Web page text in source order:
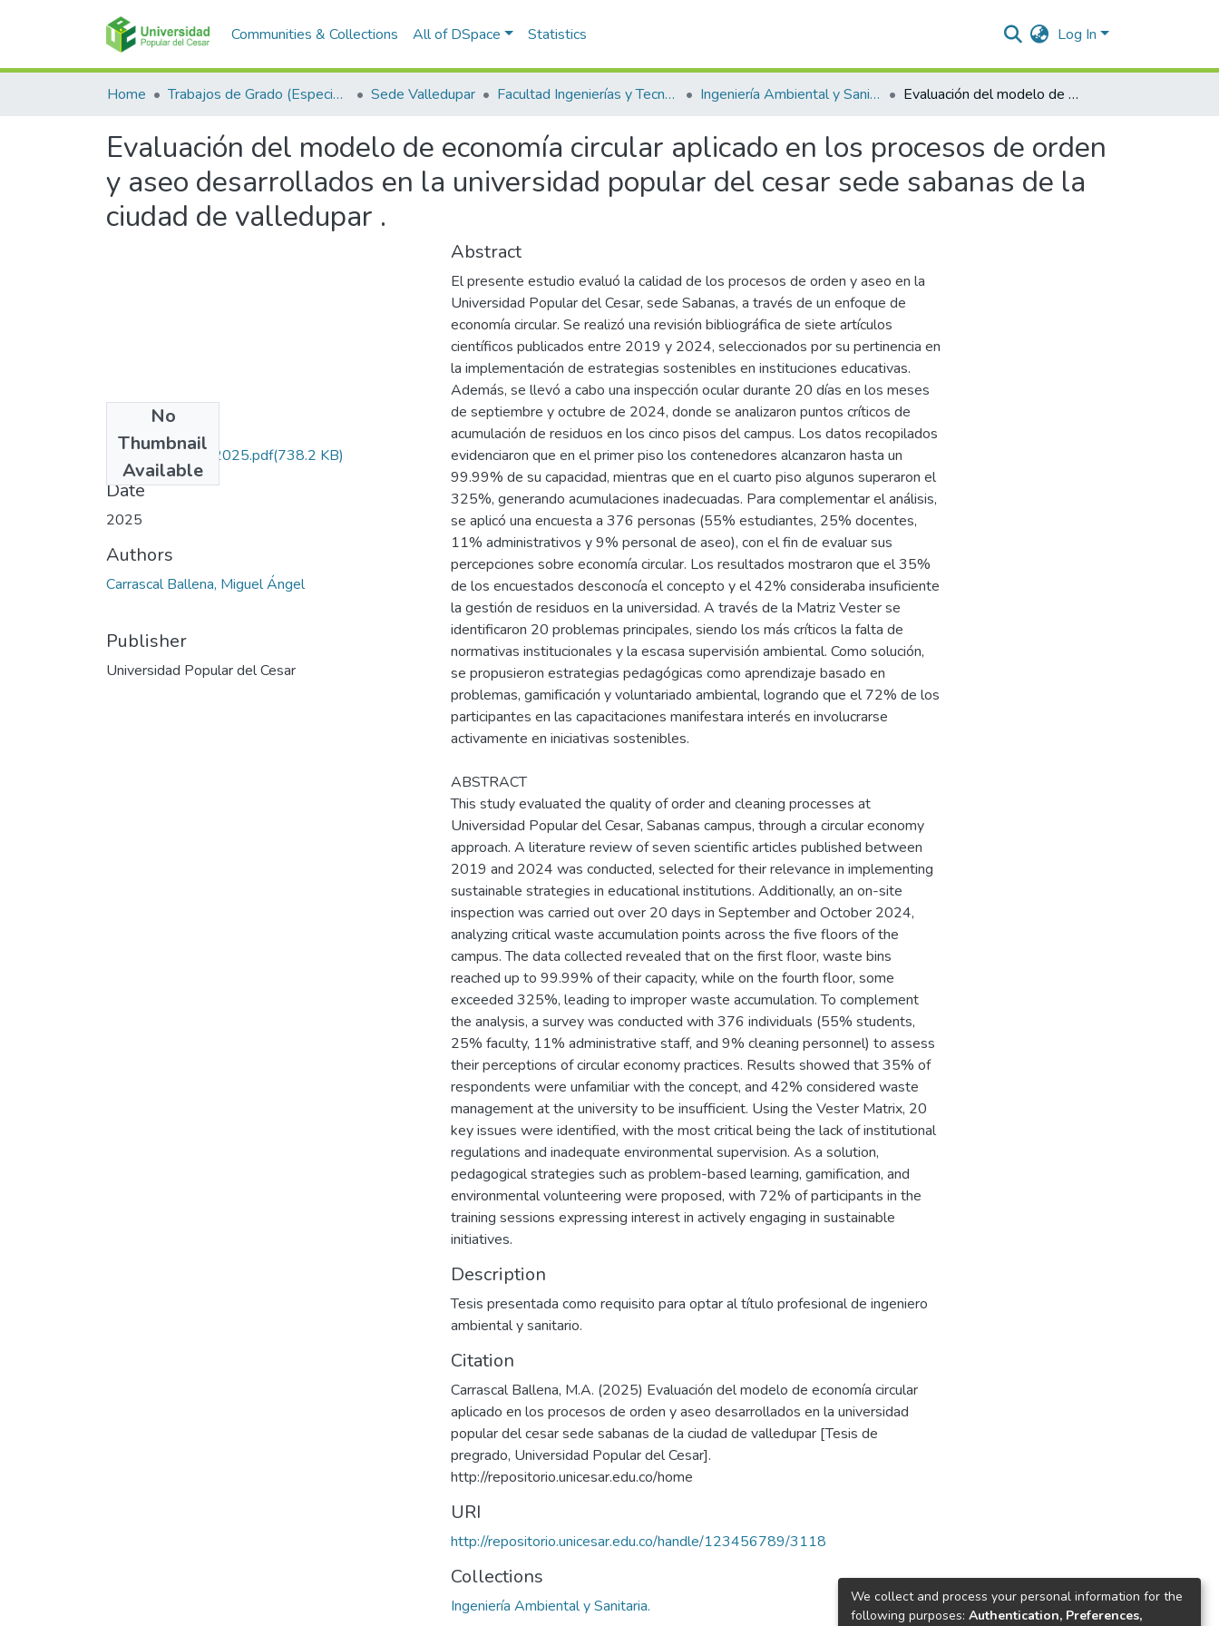
Communities & Collections All of DSpace Statistics Log In
Home Trabajos de Grado (Especializaciones y Pregrados) Sede Valledupar Facultad Ingenierías y Tecnologías Ingeniería Ambiental y Sanitaria. Evaluación del modelo de economía circular aplicado en los procesos de orden y aseo desarrollados en la universidad popular del cesar sede sabanas de la ciudad de valledupar .
Evaluación del modelo de economía circular aplicado en los procesos de orden
y aseo desarrollados en la universidad popular del cesar sede sabanas de la
ciudad de valledupar .
No
Thumbnail
Available
CarrascalBallena.2025.pdf(738.2 KB)
Date
2025
Authors
Carrascal Ballena, Miguel Ángel
Publisher
Universidad Popular del Cesar
Abstract
El presente estudio evaluó la calidad de los procesos de orden y aseo en la
Universidad Popular del Cesar, sede Sabanas, a través de un enfoque de
economía circular. Se realizó una revisión bibliográfica de siete artículos
científicos publicados entre 2019 y 2024, seleccionados por su pertinencia en
la implementación de estrategias sostenibles en instituciones educativas.
Además, se llevó a cabo una inspección ocular durante 20 días en los meses
de septiembre y octubre de 2024, donde se analizaron puntos críticos de
acumulación de residuos en los cinco pisos del campus. Los datos recopilados
evidenciaron que en el primer piso los contenedores alcanzaron hasta un
99.99% de su capacidad, mientras que en el cuarto piso algunos superaron el
325%, generando acumulaciones inadecuadas. Para complementar el análisis,
se aplicó una encuesta a 376 personas (55% estudiantes, 25% docentes,
11% administrativos y 9% personal de aseo), con el fin de evaluar sus
percepciones sobre economía circular. Los resultados mostraron que el 35%
de los encuestados desconocía el concepto y el 42% consideraba insuficiente
la gestión de residuos en la universidad. A través de la Matriz Vester se
identificaron 20 problemas principales, siendo los más críticos la falta de
normativas institucionales y la escasa supervisión ambiental. Como solución,
se propusieron estrategias pedagógicas como aprendizaje basado en
problemas, gamificación y voluntariado ambiental, logrando que el 72% de los
participantes en las capacitaciones manifestara interés en involucrarse
activamente en iniciativas sostenibles.
ABSTRACT
This study evaluated the quality of order and cleaning processes at
Universidad Popular del Cesar, Sabanas campus, through a circular economy
approach. A literature review of seven scientific articles published between
2019 and 2024 was conducted, selected for their relevance in implementing
sustainable strategies in educational institutions. Additionally, an on-site
inspection was carried out over 20 days in September and October 2024,
analyzing critical waste accumulation points across the five floors of the
campus. The data collected revealed that on the first floor, waste bins
reached up to 99.99% of their capacity, while on the fourth floor, some
exceeded 325%, leading to improper waste accumulation. To complement
the analysis, a survey was conducted with 376 individuals (55% students,
25% faculty, 11% administrative staff, and 9% cleaning personnel) to assess
their perceptions of circular economy practices. Results showed that 35% of
respondents were unfamiliar with the concept, and 42% considered waste
management at the university to be insufficient. Using the Vester Matrix, 20
key issues were identified, with the most critical being the lack of institutional
regulations and inadequate environmental supervision. As a solution,
pedagogical strategies such as problem-based learning, gamification, and
environmental volunteering were proposed, with 72% of participants in the
training sessions expressing interest in actively engaging in sustainable
initiatives.
Description
Tesis presentada como requisito para optar al título profesional de ingeniero
ambiental y sanitario.
Citation
Carrascal Ballena, M.A. (2025) Evaluación del modelo de economía circular
aplicado en los procesos de orden y aseo desarrollados en la universidad
popular del cesar sede sabanas de la ciudad de valledupar [Tesis de
pregrado, Universidad Popular del Cesar].
http://repositorio.unicesar.edu.co/home
URI
http://repositorio.unicesar.edu.co/handle/123456789/3118
Collections
Ingeniería Ambiental y Sanitaria.
We collect and process your personal information for the
following purposes: Authentication, Preferences,